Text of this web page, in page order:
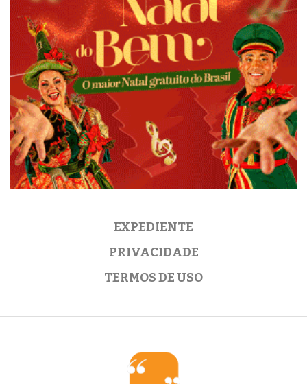
EXPEDIENTE
PRIVACIDADE
TERMOS DE USO